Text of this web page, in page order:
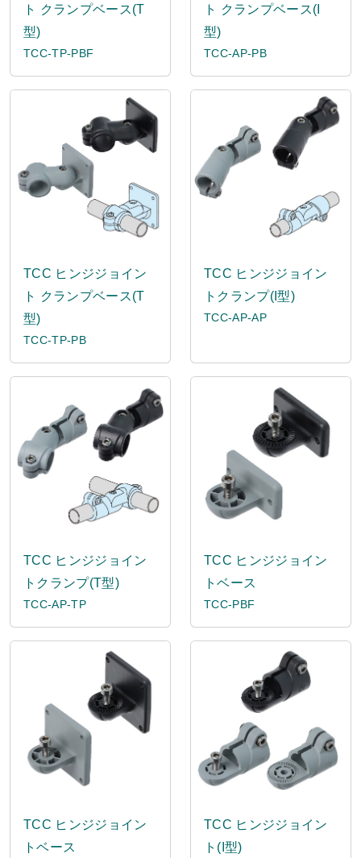
ト クランプベース(T
型)
TCC-TP-PBF
ト クランプベース(I
型)
TCC-AP-PB
TCC ヒンジジョイン
ト クランプベース(T
型)
TCC-TP-PB
TCC ヒンジジョイン
トクランプ(I型)
TCC-AP-AP
TCC ヒンジジョイン
トクランプ(T型)
TCC-AP-TP
TCC ヒンジジョイン
トベース
TCC-PBF
TCC ヒンジジョイン
トベース
TCC ヒンジジョイン
ト(I型)